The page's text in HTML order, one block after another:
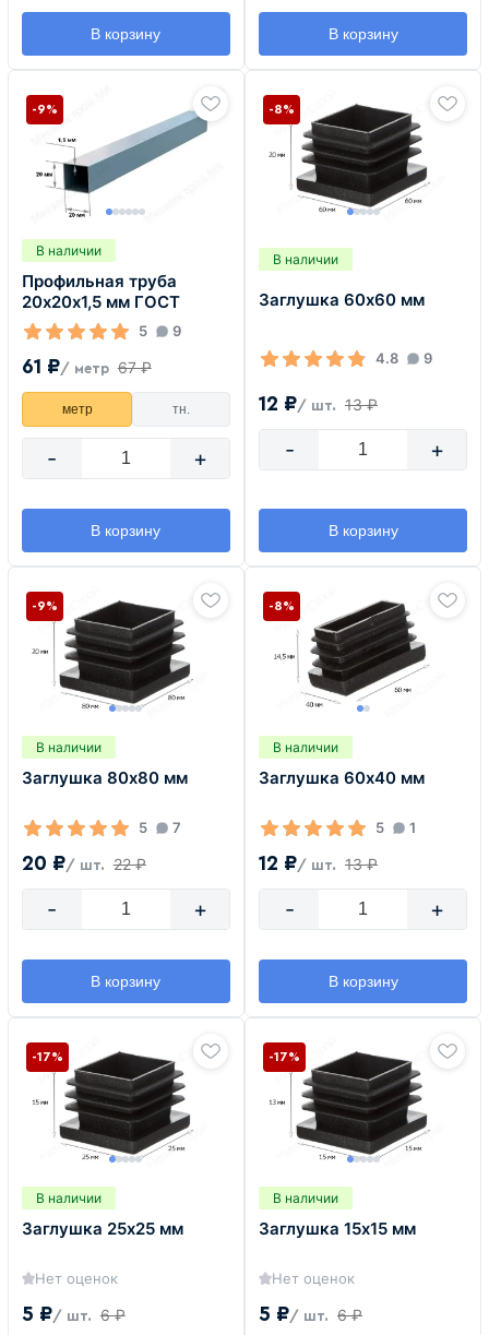
В корзину В корзину
В наличии
Профильная труба
20х20х1,5 мм ГОСТ
5 9
61 ₽/ метр 67 ₽
-9%
метр тн.
- +
В корзину
В наличии
Заглушка 60х60 мм
4.8 9
12 ₽/ шт. 13 ₽
-8%
- +
В корзину
В наличии
Заглушка 80х80 мм
5 7
20 ₽/ шт. 22 ₽
-9%
- +
В корзину
В наличии
Заглушка 60х40 мм
5 1
12 ₽/ шт. 13 ₽
-8%
- +
В корзину
В наличии
Заглушка 25х25 мм
Нет оценок
5 ₽/ шт. 6 ₽
-17%
В наличии
Заглушка 15х15 мм
Нет оценок
5 ₽/ шт. 6 ₽
-17%